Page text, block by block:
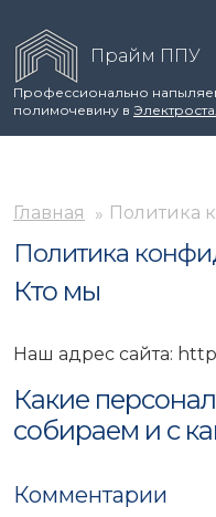
Прайм ППУ
Профессионально
полимочевину в
Главная Политика
Политика
Кто мы
Наш адрес сайта:
Какие
собираем и с
Комментарии